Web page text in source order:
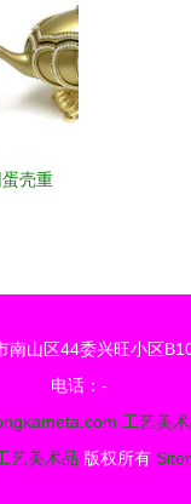
壳重
一
生
南山区44委兴旺小区
电话：-
工艺美
艺美术品 版权所有